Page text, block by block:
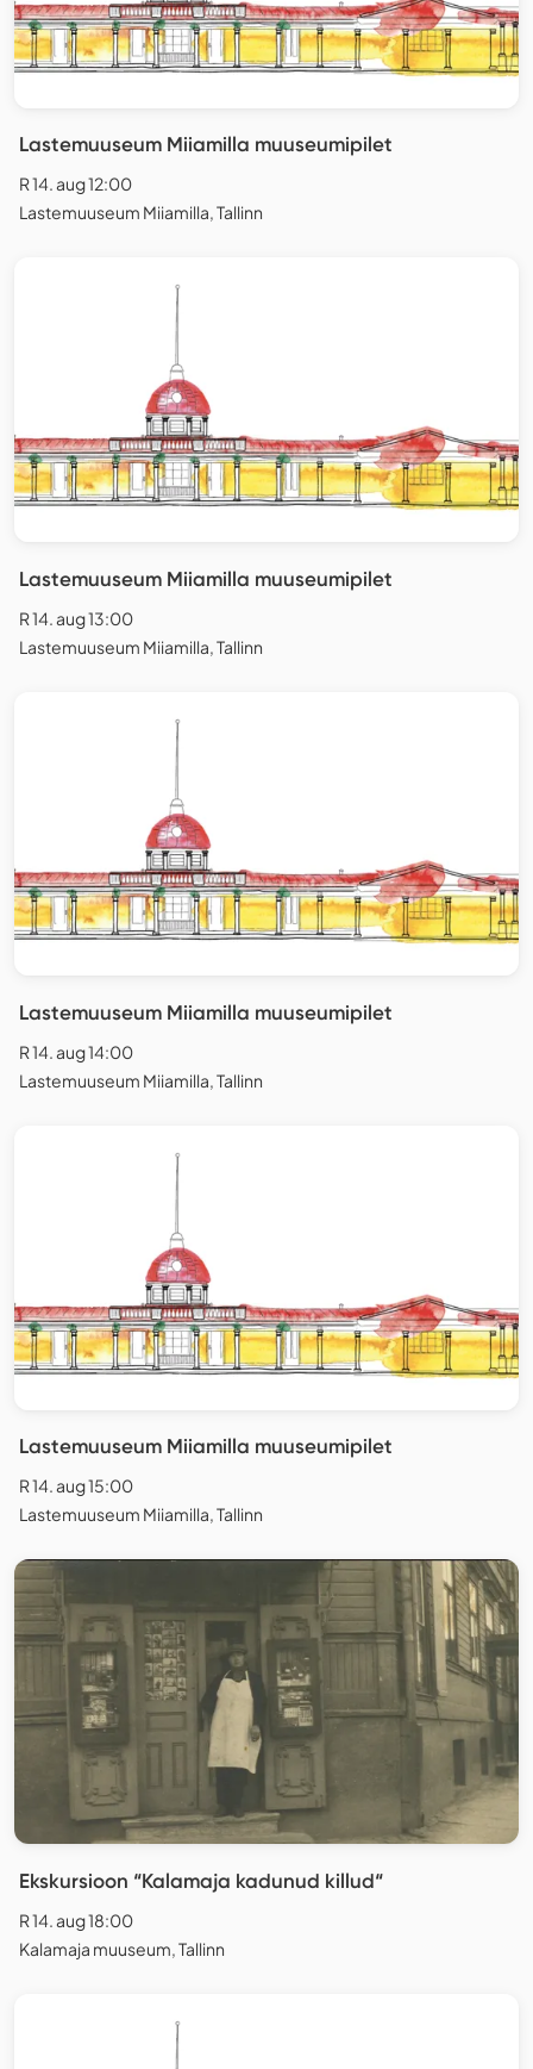
Lastemuuseum Miiamilla muuseumipilet
R 14. aug 12:00
Lastemuuseum Miiamilla, Tallinn
Lastemuuseum Miiamilla muuseumipilet
R 14. aug 13:00
Lastemuuseum Miiamilla, Tallinn
Lastemuuseum Miiamilla muuseumipilet
R 14. aug 14:00
Lastemuuseum Miiamilla, Tallinn
Lastemuuseum Miiamilla muuseumipilet
R 14. aug 15:00
Lastemuuseum Miiamilla, Tallinn
Ekskursioon “Kalamaja kadunud killud“
R 14. aug 18:00
Kalamaja muuseum, Tallinn